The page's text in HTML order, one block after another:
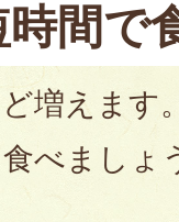
間で
増えます
べましょ